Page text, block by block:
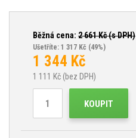
Běžná cena: 2 661Kč (s DPH)
Ušetříte: 1 317 Kč (49%)
1 344 Kč
1 111 Kč (bez DPH)
KOUPIT